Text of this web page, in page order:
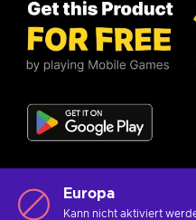
Europa
Kann nicht aktiviert